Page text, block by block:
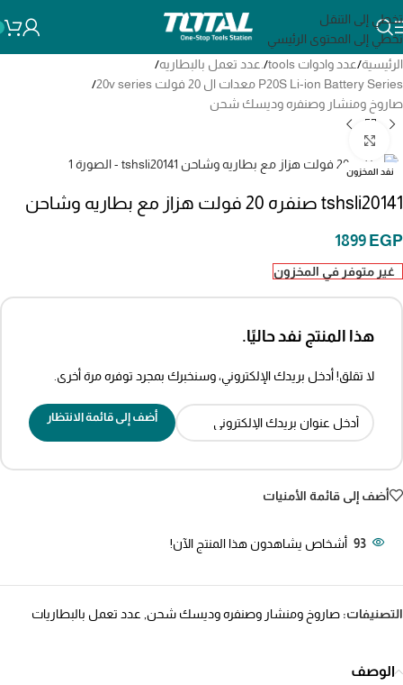
تخطي إلى التنقل
تخطي إلى المحتوى الرئيسي
الرئيسية/عدد وادوات tools / .عدد تعمل بالبطاريه/
P20S Li-ion Battery Series معدات ال 20 فولت 20v series
/
صاروخ ومنشار وصنفره وديسك شحن
نفد المخزون
tshsli20141 صنفره 20 فولت هزاز مع بطاريه وشاحن
1899 EGP
غير متوفر في المخزون
هذا المنتج نفد حاليًا.
لا تقلق! أدخل بريدك الإلكتروني، وسنخبرك بمجرد توفره مرة أخرى.
أضف إلى قائمة الانتظار
أضف إلى قائمة الأمنيات
93 أشخاص يشاهدون هذا المنتج الآن!
التصنيفات: صاروخ ومنشار وصنفره وديسك شحن عدد تعمل بالبطاريات
الوصف